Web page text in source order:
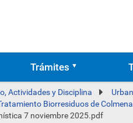
Trámites
Actividades y Disciplina
Biorresiduos de
7 noviembre 2025.pdf